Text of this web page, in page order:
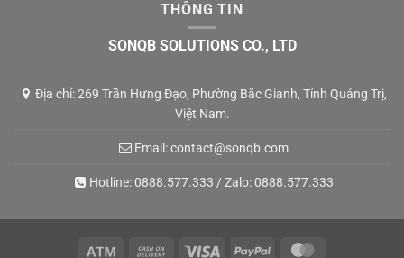
THÔNG TIN
SONQB SOLUTIONS CO., LTD
Địa chỉ: 269 Trần Hưng Đạo, Phường Bắc Gianh, Tỉnh Quảng Trị,
Việt Nam.
Email:contact@sonqb.com
Hotline:0888.577.333 / Zalo:0888.577.333
Atm Cash Visa PayPal